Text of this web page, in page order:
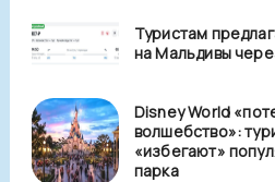
Туристам
на Мальдивы
Disney World
волшебство»:
«избегают»
парка